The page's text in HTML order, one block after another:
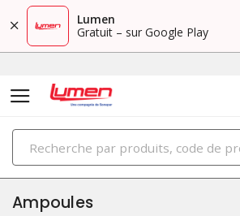
Lumen
Gratuit – sur Google Play
PRODUITS
éclairage
Ampoules